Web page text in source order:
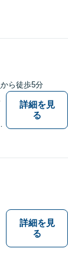
から徒歩5分
詳細を見
る
詳細を見
る